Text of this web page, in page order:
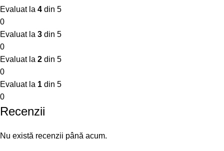
Evaluat la 4 din 5
0
Evaluat la 3 din 5
0
Evaluat la 2 din 5
0
Evaluat la 1 din 5
0
Recenzii
Nu există recenzii până acum.